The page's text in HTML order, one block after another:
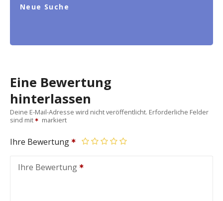
Neue Suche
Eine Bewertung
hinterlassen
Deine E-Mail-Adresse wird nicht veröffentlicht. Erforderliche Felder
sind mit
markiert
Ihre Bewertung
Ihre Bewertung